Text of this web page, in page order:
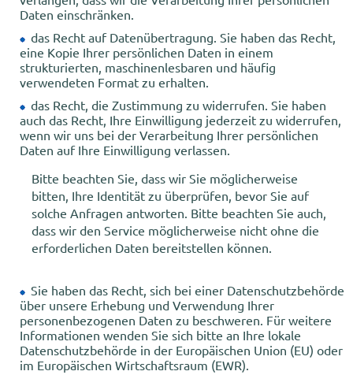
Daten einschränken.
das Recht auf Datenübertragung. Sie haben das Recht,
eine Kopie Ihrer persönlichen Daten in einem
strukturierten, maschinenlesbaren und häufig
verwendeten Format zu erhalten.
das Recht, die Zustimmung zu widerrufen. Sie haben
auch das Recht, Ihre Einwilligung jederzeit zu widerrufen,
wenn wir uns bei der Verarbeitung Ihrer persönlichen
Daten auf Ihre Einwilligung verlassen.
Bitte beachten Sie, dass wir Sie möglicherweise
bitten, Ihre Identität zu überprüfen, bevor Sie auf
solche Anfragen antworten. Bitte beachten Sie auch,
dass wir den Service möglicherweise nicht ohne die
erforderlichen Daten bereitstellen können.
Sie haben das Recht, sich bei einer Datenschutzbehörde
über unsere Erhebung und Verwendung Ihrer
personenbezogenen Daten zu beschweren. Für weitere
Informationen wenden Sie sich bitte an Ihre lokale
Datenschutzbehörde in der Europäischen Union (EU) oder
im Europäischen Wirtschaftsraum (EWR).